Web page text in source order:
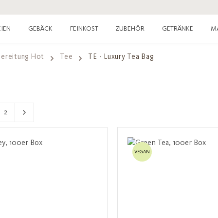
GEBÄCK FEINKOST ZUBEHÖR GETRÄNKE
Hot Tee TE - Luxury Tea Bag
Seite
2
VEGAN